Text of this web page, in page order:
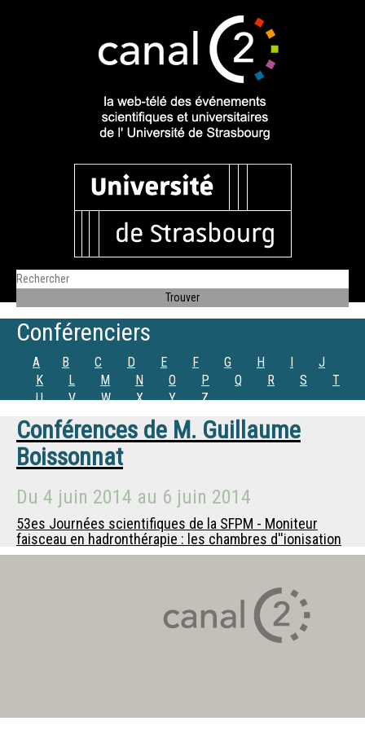
Conférenciers
A B C D E F G H I
J
K
L M N O P Q R S
T
U
V W X Y Z
Conférences de M. Guillaume
Boissonnat
Du 4 juin 2014 au 6 juin 2014
53es Journées scientifiques de la SFPM - Moniteur
faisceau en hadronthérapie : les chambres d''ionisation